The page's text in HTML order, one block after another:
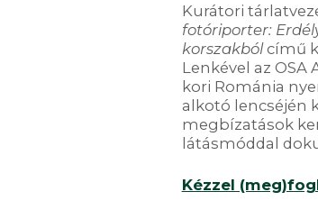
Kurátori
fotóriporter:
korszakbólcímű
Lenkével az OSA
kori Románia
alkotó lencséjén
megbízatások
látásmóddal
Kézzel